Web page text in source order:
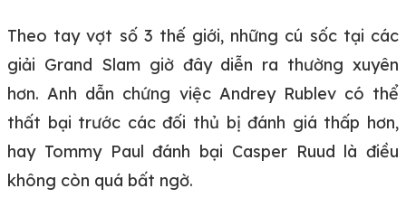
Theo tay vợt số 3 thế giới, những cú sốc tại các
giải Grand Slam giờ đây diễn ra thường xuyên
hơn. Anh dẫn chứng việc Andrey Rublev có thể
thất bại trước các đối thủ bị đánh giá thấp hơn,
hay Tommy Paul đánh bại Casper Ruud là điều
không còn quá bất ngờ.